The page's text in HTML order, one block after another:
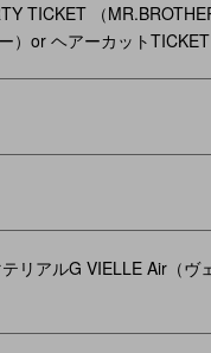
TICKET （
）or ヘアーカットTICKET
リアルG VIELLE Air（ヴ